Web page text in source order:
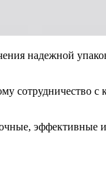
надежной
сотрудничество с
эффективные